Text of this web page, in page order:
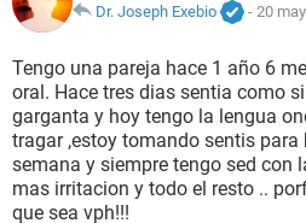
NUTRICIÓN
BIENESTAR
SEXUALIDAD
GLOSARIO
Dr. Joseph Exebio
- 20
Tengo una pareja hace 1 año 6
oral. Hace tres dias sentia como
garganta y hoy tengo la lengua
tragar ,estoy tomando sentis para
semana y siempre tengo sed con
mas irritacion y todo el resto ..
que sea vph!!!